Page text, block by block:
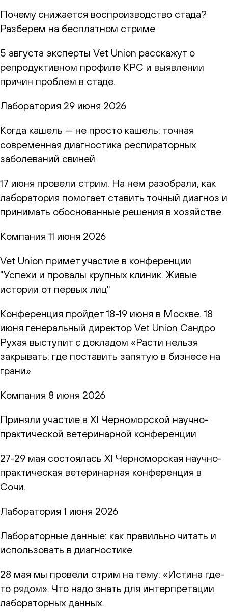
Почему снижается воспроизводство стада?
Разберем на бесплатном стриме
5 августа эксперты Vet Union расскажут о
репродуктивном профиле КРС и выявлении
причин проблем в стаде.
Лаборатория 29 июня 2026
Когда кашель — не просто кашель: точная
современная диагностика респираторных
заболеваний свиней
17 июня провели стрим. На нем разобрали, как
лаборатория помогает ставить точный диагноз и
принимать обоснованные решения в хозяйстве.
Компания 11 июня 2026
Vet Union примет участие в конференции
"Успехи и провалы крупных клиник. Живые
истории от первых лиц"
Конференция пройдет 18-19 июня в Москве. 18
июня генеральный директор Vet Union Сандро
Рухая выступит с докладом «Расти нельзя
закрывать: где поставить запятую в бизнесе на
грани»
Компания 8 июня 2026
Приняли участие в XI Черноморской научно-
практической ветеринарной конференции
27-29 мая состоялась XI Черноморская научно-
практическая ветеринарная конференция в
Сочи.
Лаборатория 1 июня 2026
Лабораторные данные: как правильно читать и
использовать в диагностике
28 мая мы провели стрим на тему: «Истина где-
то рядом». Что надо знать для интерпретации
лабораторных данных.